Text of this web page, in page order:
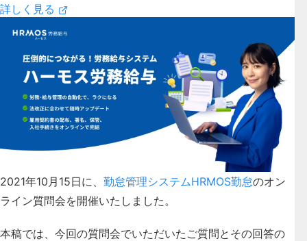
詳しく見る
2021年10月15日に、 勤怠管理システムHRMOS勤怠のオン
ライン質問会を開催いたしました。
本稿では、 今回の質問会でいただいたご質問とその回答の